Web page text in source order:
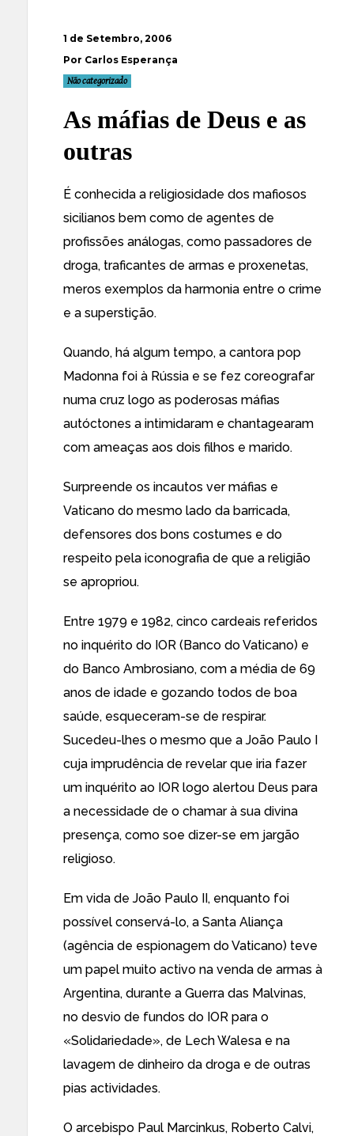
1 de Setembro, 2006
Por Carlos Esperança
Não categorizado
As máfias de Deus e as
outras
É conhecida a religiosidade dos mafiosos
sicilianos bem como de agentes de
profissões análogas, como passadores de
droga, traficantes de armas e proxenetas,
meros exemplos da harmonia entre o crime
e a superstição.
Quando, há algum tempo, a cantora pop
Madonna foi à Rússia e se fez coreografar
numa cruz logo as poderosas máfias
autóctones a intimidaram e chantagearam
com ameaças aos dois filhos e marido.
Surpreende os incautos ver máfias e
Vaticano do mesmo lado da barricada,
defensores dos bons costumes e do
respeito pela iconografia de que a religião
se apropriou.
Entre 1979 e 1982, cinco cardeais referidos
no inquérito do IOR (Banco do Vaticano) e
do Banco Ambrosiano, com a média de 69
anos de idade e gozando todos de boa
saúde, esqueceram-se de respirar.
Sucedeu-lhes o mesmo que a João Paulo I
cuja imprudência de revelar que iria fazer
um inquérito ao IOR logo alertou Deus para
a necessidade de o chamar à sua divina
presença, como soe dizer-se em jargão
religioso.
Em vida de João Paulo II, enquanto foi
possível conservá-lo, a Santa Aliança
(agência de espionagem do Vaticano) teve
um papel muito activo na venda de armas à
Argentina, durante a Guerra das Malvinas,
no desvio de fundos do IOR para o
«Solidariedade», de Lech Walesa e na
lavagem de dinheiro da droga e de outras
pias actividades.
O arcebispo Paul Marcinkus, Roberto Calvi,